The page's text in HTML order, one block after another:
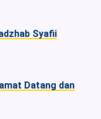
Syafii
Datang dan